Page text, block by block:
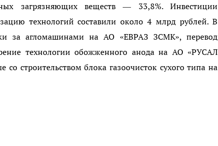
загрязняющих веществ — 33,8%. Инвестиции
технологий составили около 4 млрд рублей. В
за агломашинами на АО «ЕВРАЗ ЗСМК», перевод
технологии обожженного анода на АО «РУСАЛ
строительством блока газоочисток сухого типа на